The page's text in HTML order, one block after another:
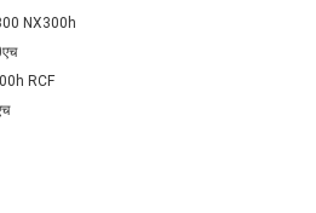
NX300h
RCF